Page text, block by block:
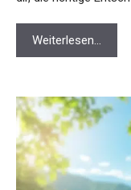
Weiterlesen…